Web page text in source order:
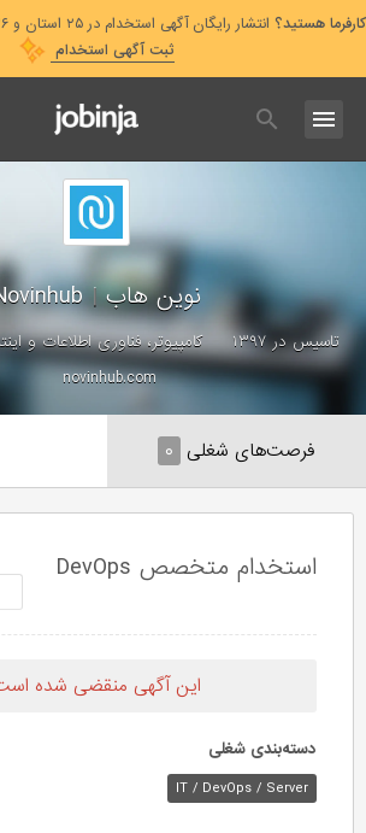
کارفرما هستید؟ انتشار رایگان آگهی استخدام در ۲۵ استان و ۲۶ دسته‌بندی شغلی
ثبت آگهی استخدام
نوین هاب|
Novinhub
تاسیس در ۱۳۹۷ کامپیوتر، فناوری اطلاعات و
novinhub.com
فرصت‌های شغلی ۰
استخدام متخصص DevOps
این آگهی منقضی شده
دسته‌بندی شغلی
IT / DevOps / Server